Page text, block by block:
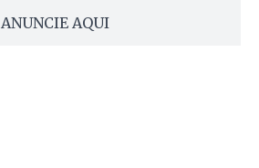
ANUNCIE AQUI